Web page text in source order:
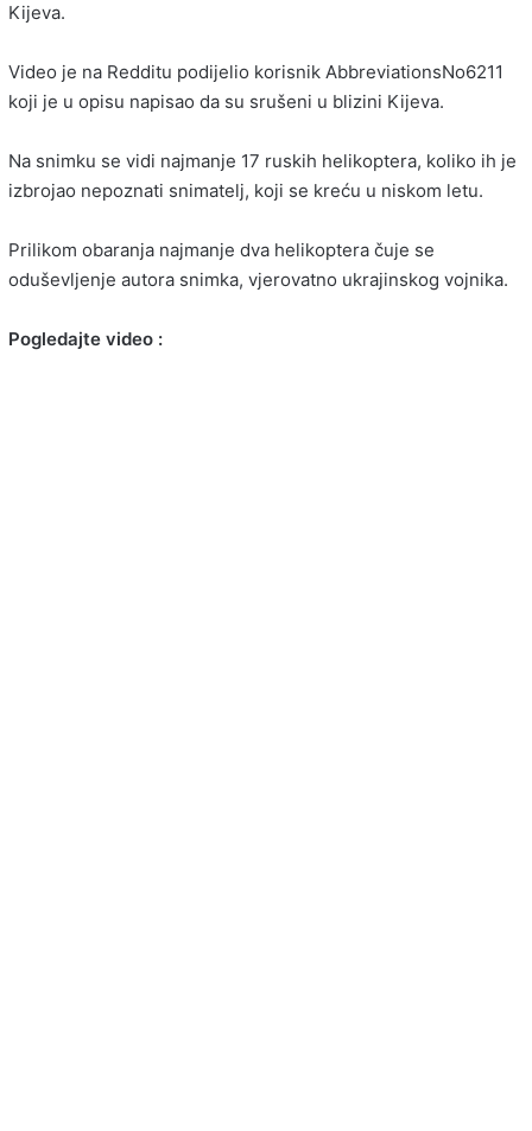
Kijeva.
Video je na Redditu podijelio korisnik AbbreviationsNo6211
koji je u opisu napisao da su srušeni u blizini Kijeva.
Na snimku se vidi najmanje 17 ruskih helikoptera, koliko ih je
izbrojao nepoznati snimatelj, koji se kreću u niskom letu.
Prilikom obaranja najmanje dva helikoptera čuje se
oduševljenje autora snimka, vjerovatno ukrajinskog vojnika.
Pogledajte video :